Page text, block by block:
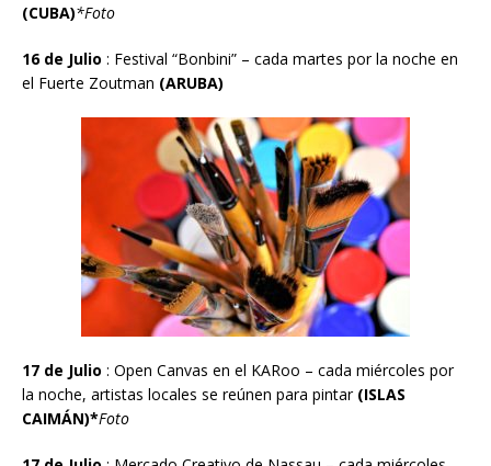
(CUBA)*Foto
16 de Julio : Festival “Bonbini” – cada martes por la noche en
el Fuerte Zoutman (ARUBA)
17 de Julio : Open Canvas en el KARoo – cada miércoles por
la noche, artistas locales se reúnen para pintar (ISLAS
CAIMÁN)*Foto